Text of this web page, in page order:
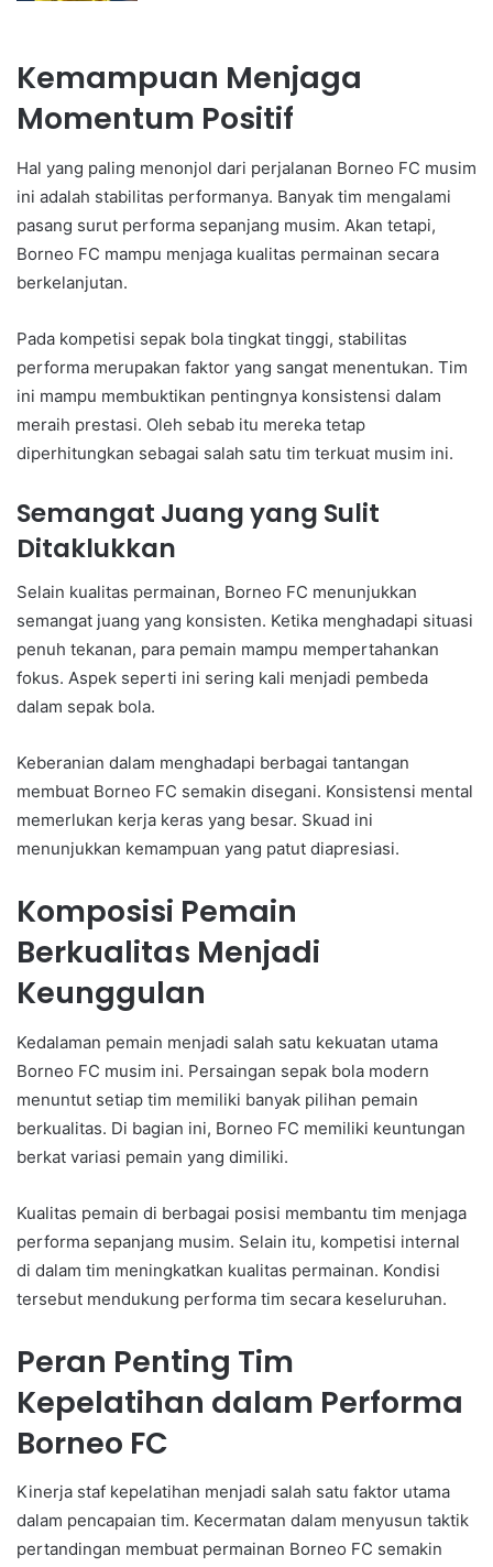
Kemampuan Menjaga
Momentum Positif
Hal yang paling menonjol dari perjalanan Borneo FC musim
ini adalah stabilitas performanya. Banyak tim mengalami
pasang surut performa sepanjang musim. Akan tetapi,
Borneo FC mampu menjaga kualitas permainan secara
berkelanjutan.
Pada kompetisi sepak bola tingkat tinggi, stabilitas
performa merupakan faktor yang sangat menentukan. Tim
ini mampu membuktikan pentingnya konsistensi dalam
meraih prestasi. Oleh sebab itu mereka tetap
diperhitungkan sebagai salah satu tim terkuat musim ini.
Semangat Juang yang Sulit
Ditaklukkan
Selain kualitas permainan, Borneo FC menunjukkan
semangat juang yang konsisten. Ketika menghadapi situasi
penuh tekanan, para pemain mampu mempertahankan
fokus. Aspek seperti ini sering kali menjadi pembeda
dalam sepak bola.
Keberanian dalam menghadapi berbagai tantangan
membuat Borneo FC semakin disegani. Konsistensi mental
memerlukan kerja keras yang besar. Skuad ini
menunjukkan kemampuan yang patut diapresiasi.
Komposisi Pemain
Berkualitas Menjadi
Keunggulan
Kedalaman pemain menjadi salah satu kekuatan utama
Borneo FC musim ini. Persaingan sepak bola modern
menuntut setiap tim memiliki banyak pilihan pemain
berkualitas. Di bagian ini, Borneo FC memiliki keuntungan
berkat variasi pemain yang dimiliki.
Kualitas pemain di berbagai posisi membantu tim menjaga
performa sepanjang musim. Selain itu, kompetisi internal
di dalam tim meningkatkan kualitas permainan. Kondisi
tersebut mendukung performa tim secara keseluruhan.
Peran Penting Tim
Kepelatihan dalam Performa
Borneo FC
Kinerja staf kepelatihan menjadi salah satu faktor utama
dalam pencapaian tim. Kecermatan dalam menyusun taktik
pertandingan membuat permainan Borneo FC semakin